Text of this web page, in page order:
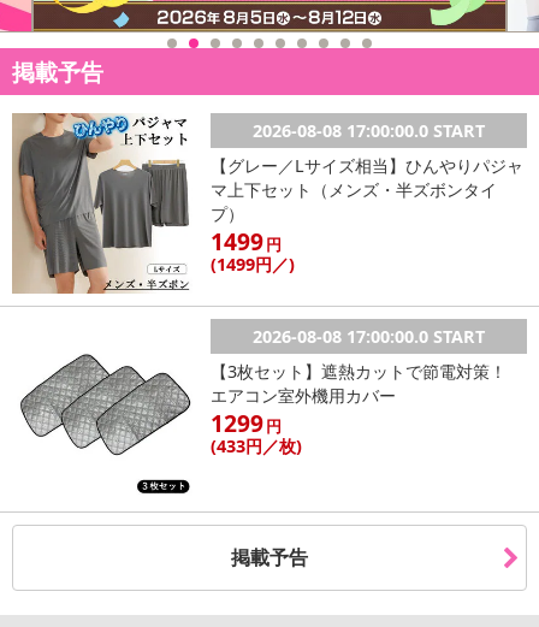
※お支払い方法は、電話料金合算払い、クレジットカード、dポイン
トの利用となります。
【発送・お届け・商品について】
※お申込み頂きました商品の同梱、お届けの日時指定はいたしかね
ます。
※会員様のご都合でお受取りいただけない場合、商品の再発送や返
金はいたしかねます。
また、お届け日時のご指定は、お受けできません。宅配業者からの
不在票にてご対応ください。
※発送予定日は前後する場合がございます。また商品によって発送
※dショッピングサンプル百貨店よりお届けする商品は、ご利用いた
だいた後のご感想をいただくことを目的としており、転売等は固く
禁じます。
転売等、目的以外での利用が確認された場合は、サービス利用を停
止させていただきます。
掲載予告
2026-08-08 17:00:00.0 START
【グレー／Lサイズ相当】ひんやりパジャ
マ上下セット（メンズ・半ズボンタイ
プ）
1499円
(1499円／)
2026-08-08 17:00:00.0 START
【3枚セット】遮熱カットで節電対策！
エアコン室外機用カバー
1299円
(433円／枚)
掲載予告